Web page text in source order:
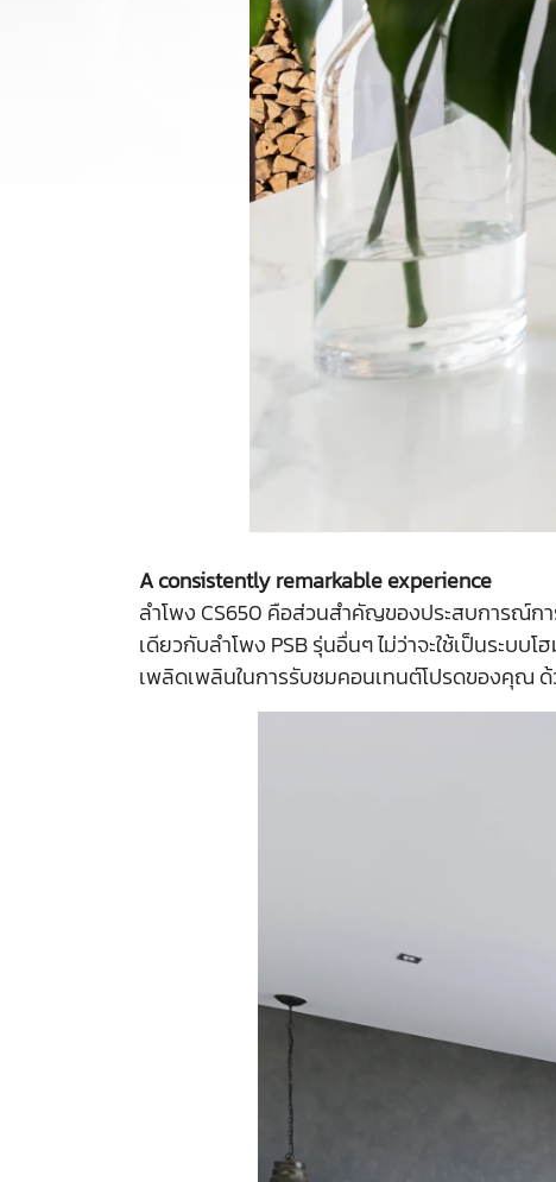
A consistently remarkable experience
ลำโพง CS650 คือส่วนสำคัญของประสบการณ์
เดียวกับลำโพง PSB รุ่นอื่นๆ ไม่ว่าจะใช้เป็นระบ
เพลิดเพลินในการรับชมคอนเทนต์โปรดของคุณ